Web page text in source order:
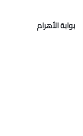
بوابة الأهرام